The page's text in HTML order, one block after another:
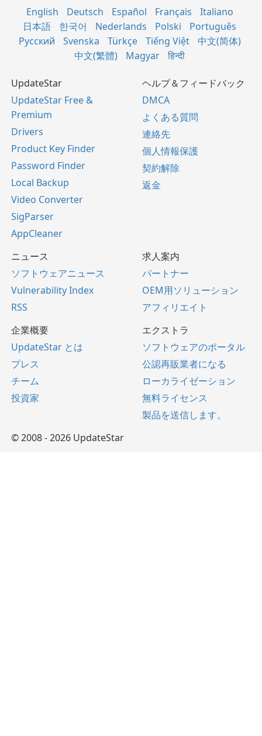
English Deutsch Español Français
Italiano
日本語
한국어 Nederlands Polski
Português
Русский
Svenska Türkçe Tiếng Việt
中文(简体)
中文(繁體)
Magyar हिन्दी
UpdateStar
UpdateStar Free &
Premium
Drivers
Product Key Finder
Password Finder
Local Backup
Video Converter
SigParser
AppCleaner
ヘルプ＆フィードバック
DMCA
よくある質問
連絡先
個人情報保護
契約解除
返金
ニュース
ソフトウェアニュース
Vulnerability Index
RSS
求人案内
パートナー
OEM用ソリューション
アフィリエイト
企業概要
UpdateStar とは
プレス
チーム
投資家
エクストラ
ソフトウェアのポータル
公認再販業者になる
ローカライゼーション
無料ライセンス
製品を送信します。
© 2008 - 2026 UpdateStar